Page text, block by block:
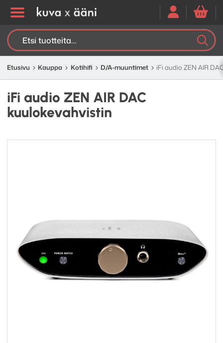
Etsi:
Etusivu Kauppa Kotihifi D/A-muuntimet iFi audio ZEN AIR
iFi audio ZEN AIR DAC
kuulokevahvistin